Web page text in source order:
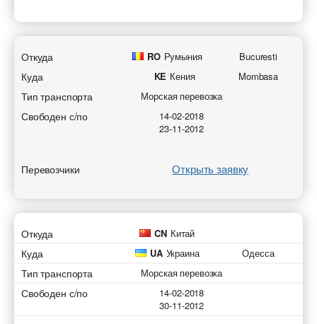
Откуда RO Румыния Bucuresti
Куда KE Кения Mombasa
Тип транспорта Морская перевозка
Свободен с/по
14-02-2018
23-11-2012
Перевозчики Открыть заявку
Откуда CN Китай
Куда UA Украина Одесса
Тип транспорта Морская перевозка
Свободен с/по
14-02-2018
30-11-2012